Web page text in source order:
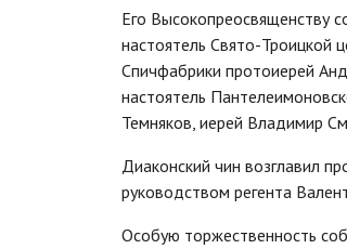
Его Высокопреосвященству
настоятель Свято-Троицкой
Спичфабрики протоиерей
настоятель
Темняков, иерей Владимир
Диаконский чин возглавил
руководством регента
Особую торжественность